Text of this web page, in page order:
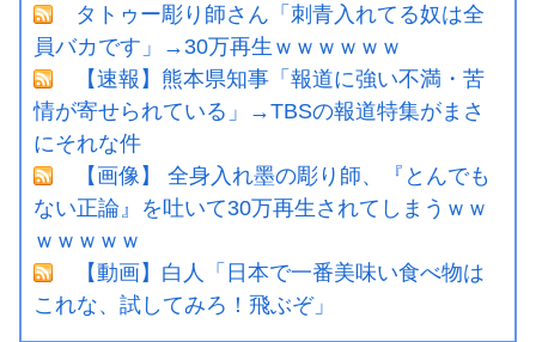
タトゥー彫り師さん「刺青入れてる奴は全
員バカです」→30万再生ｗｗｗｗｗｗ
【速報】熊本県知事「報道に強い不満・苦
情が寄せられている」→TBSの報道特集がまさ
にそれな件
【画像】 全身入れ墨の彫り師、『とんでも
ない正論』を吐いて30万再生されてしまうｗｗ
ｗｗｗｗｗ
【動画】白人「日本で一番美味い食べ物は
これな、試してみろ！飛ぶぞ」